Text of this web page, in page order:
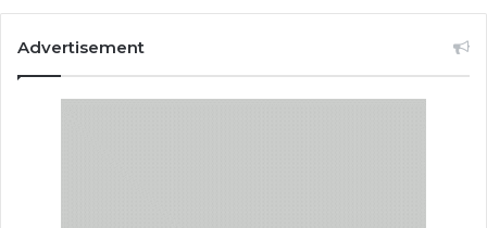
Advertisement